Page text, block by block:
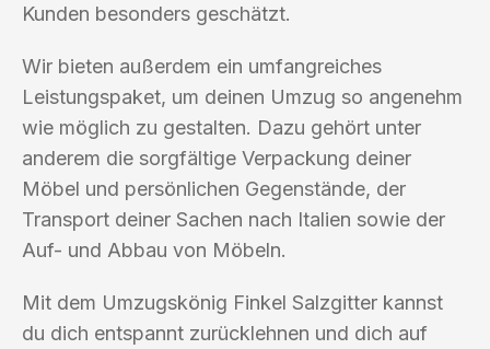
Kunden besonders geschätzt.
Wir bieten außerdem ein umfangreiches
Leistungspaket, um deinen Umzug so angenehm
wie möglich zu gestalten. Dazu gehört unter
anderem die sorgfältige Verpackung deiner
Möbel und persönlichen Gegenstände, der
Transport deiner Sachen nach Italien sowie der
Auf- und Abbau von Möbeln.
Mit dem Umzugskönig Finkel Salzgitter kannst
du dich entspannt zurücklehnen und dich auf